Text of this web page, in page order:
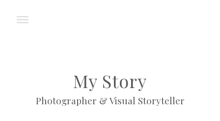
My Story
Photographer & Visual Storyteller